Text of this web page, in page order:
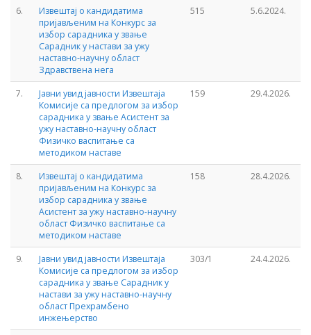
6.
Извештај о кандидатима
пријављеним на Конкурс за
избор сарадника у звање
Сарадник у настави за ужу
наставно-научну област
Здравствена нега
515 5.6.2024.
7.
Јавни увид јавности Извештаја
Комисије са предлогом за избор
сарадника у звање Асистент за
ужу наставно-научну област
Физичко васпитање са
методиком наставе
159 29.4.2026.
8.
Извештај о кандидатима
пријављеним на Конкурс за
избор сарадника у звање
Асистент за ужу наставно-научну
област Физичко васпитање са
методиком наставе
158 28.4.2026.
9.
Јавни увид јавности Извештаја
Комисије са предлогом за избор
сарадника у звање Сарадник у
настави за ужу наставно-научну
област Прехрамбено
инжењерство
303/1 24.4.2026.